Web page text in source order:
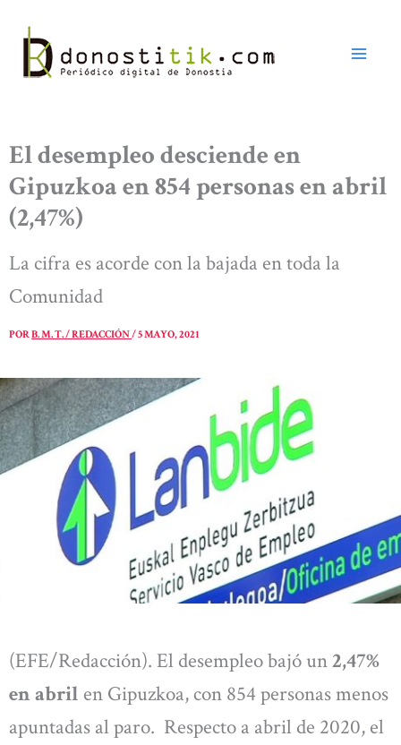
contenido
El desempleo desciende en
Gipuzkoa en 854 personas en abril
(2,47%)
La cifra es acorde con la bajada en toda la
Comunidad
PORB. M. T. / REDACCIÓN/5 MAYO, 2021
(EFE/Redacción). El desempleo bajó un2,47%
en abril en Gipuzkoa, con 854 personas menos
apuntadas al paro. Respecto a abril de 2020, el